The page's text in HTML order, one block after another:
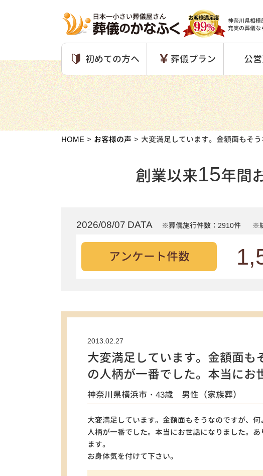
神奈川県相模
充実の葬儀な
初めての方へ 葬儀プラン 公
HOME お客様の声 大変満足しています。金額面もそ
創業以来15年間
2026/08/07 DATA ※葬儀施行件数：2910件 ※
アンケート件数
2013.02.27
大変満足しています。金額面
の人柄が一番でした。本当にお
神奈川県横浜市・43歳 男性（家族葬）
大変満足しています。金額面もそうなのですが、
人柄が一番でした。本当にお世話になりました。
ます。
お身体気を付けて下さい。